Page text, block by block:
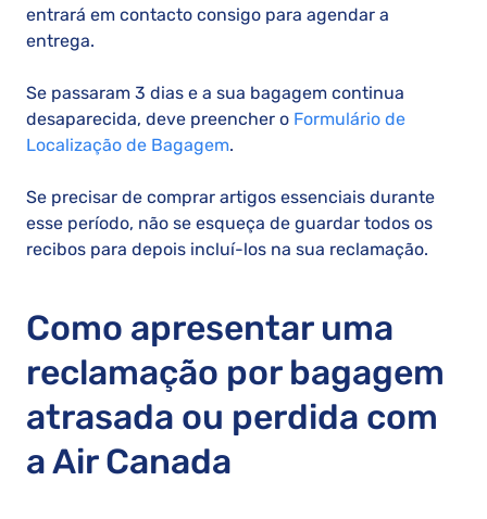
entrará em contacto consigo para agendar a
entrega.
Se passaram 3 dias e a sua bagagem continua
desaparecida, deve preencher o Formulário de
Localização de Bagagem.
Se precisar de comprar artigos essenciais durante
esse período, não se esqueça de guardar todos os
recibos para depois incluí-los na sua reclamação.
Como apresentar uma
reclamação por bagagem
atrasada ou perdida com
a Air Canada